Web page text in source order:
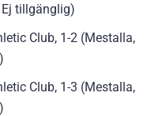
tillgänglig)
Club, 1-2 (Mestalla,
Club, 1-3 (Mestalla,